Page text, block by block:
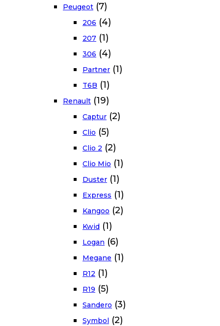
Peugeot (7)
206 (4)
207 (1)
306 (4)
Partner (1)
T6B (1)
Renault (19)
Captur (2)
Clio (5)
Clio 2 (2)
Clio Mio (1)
Duster (1)
Express (1)
Kangoo (2)
Kwid (1)
Logan (6)
Megane (1)
R12 (1)
R19 (5)
Sandero (3)
Symbol (2)